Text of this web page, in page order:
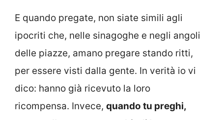
E quando pregate, non siate simili agli
ipocriti che, nelle sinagoghe e negli angoli
delle piazze, amano pregare stando ritti,
per essere visti dalla gente. In verità io vi
dico: hanno già ricevuto la loro
ricompensa. Invece, quando tu preghi,